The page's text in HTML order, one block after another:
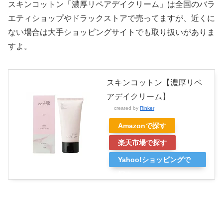
スキンコットン「濃厚リペアデイクリーム」は全国のバラ
エティショップやドラックストアで売ってますが、近くに
ない場合は大手ショッピングサイトでも取り扱いがありま
すよ。
スキンコットン【濃厚リペ
アデイクリーム】
created by Rinker
Amazonで探す
楽天市場で探す
Yahoo!ショッピングで